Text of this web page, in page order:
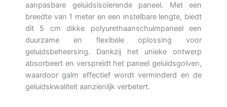
aanpasbare geluidsisolerende paneel. Met een
breedte van 1 meter en een instelbare lengte, biedt
dit 5 cm dikke polyurethaanschuimpaneel een
duurzame en flexibele oplossing voor
geluidsbeheersing. Dankzij het unieke ontwerp
absorbeert en verspreidt het paneel geluidsgolven,
waardoor galm effectief wordt verminderd en de
geluidskwaliteit aanzienlijk verbetert.